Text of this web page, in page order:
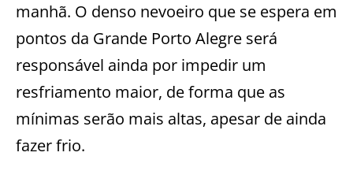
manhã. O denso nevoeiro que se espera em
pontos da Grande Porto Alegre será
responsável ainda por impedir um
resfriamento maior, de forma que as
mínimas serão mais altas, apesar de ainda
fazer frio.